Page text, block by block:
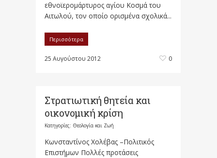
εθνοϊερομάρτυρος αγίου Κοσμά του
Αιτωλού, τον οποίο ορισμένα σχολικά...
Περισσότερα
25 Αυγούστου 2012 0
Στρατιωτική θητεία και
οικονομική κρίση
Κατηγορίες: Θεολογία και Ζωή
Κωνσταντίνος Χολέβας –Πολιτικός
Επιστήμων Πολλές προτάσεις